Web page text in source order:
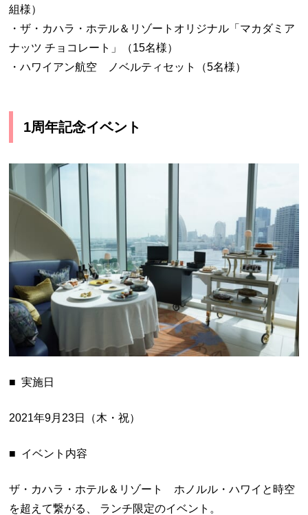
組様）
・ザ・カハラ・ホテル＆リゾートオリジナル「マカダミア
ナッツ チョコレート」（15名様）
・ハワイアン航空 ノベルティセット（5名様）
1周年記念イベント
■ 実施日
2021年9月23日（木・祝）
■ イベント内容
ザ・カハラ・ホテル＆リゾート ホノルル・ハワイと時空
を超えて繋がる、 ランチ限定のイベント。